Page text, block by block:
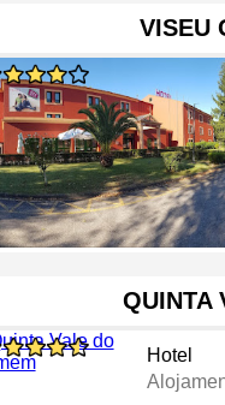
VISEU
QUINTA
Hotel